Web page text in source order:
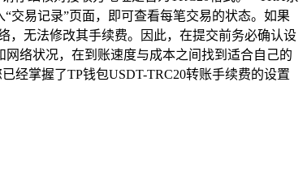
交易记录”页面，即可查看每笔交易的状态。如果
，无法修改其手续费。因此，在提交前务必确认设
络状况，在到账速度与成本之间找到适合自己的
经掌握了TP钱包USDT-TRC20转账手续费的设置